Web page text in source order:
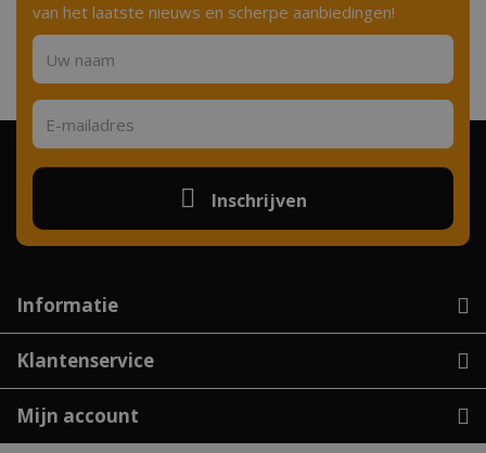
van het laatste nieuws en scherpe aanbiedingen!
Inschrijven
Informatie
Klantenservice
Mijn account